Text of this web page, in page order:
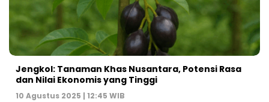
Jengkol: Tanaman Khas Nusantara, Potensi Rasa
dan Nilai Ekonomis yang Tinggi
10 Agustus 2025 | 12:45 WIB